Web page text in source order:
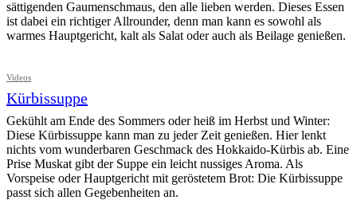
sättigenden Gaumenschmaus, den alle lieben werden. Dieses Essen
ist dabei ein richtiger Allrounder, denn man kann es sowohl als
warmes Hauptgericht, kalt als Salat oder auch als Beilage genießen.
Videos
Kürbissuppe
Gekühlt am Ende des Sommers oder heiß im Herbst und Winter:
Diese Kürbissuppe kann man zu jeder Zeit genießen. Hier lenkt
nichts vom wunderbaren Geschmack des Hokkaido-Kürbis ab. Eine
Prise Muskat gibt der Suppe ein leicht nussiges Aroma. Als
Vorspeise oder Hauptgericht mit geröstetem Brot: Die Kürbissuppe
passt sich allen Gegebenheiten an.